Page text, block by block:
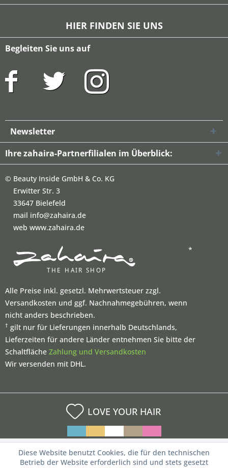
HIER FINDEN SIE UNS
Begleiten Sie uns auf
Newsletter
Ihre zahaira-Partnerfilialen im Überblick:
© Beauty Inside GmbH & Co. KG
Erwitter Str. 3
33647 Bielefeld
mail info@zahaira.de
web www.zahaira.de
*
Alle Preise inkl. gesetzl. Mehrwertsteuer zzgl.
Versandkosten und ggf. Nachnahmegebühren, wenn
nicht anders beschrieben.
† gilt nur für Lieferungen innerhalb Deutschlands,
Lieferzeiten für andere Länder entnehmen Sie bitte der
Schaltfläche Zahlung und Versandkosten
Wir versenden mit DHL.
LOVE YOUR HAIR
Diese Website benutzt Cookies, die für den technischen
Betrieb der Website erforderlich sind und stets gesetzt